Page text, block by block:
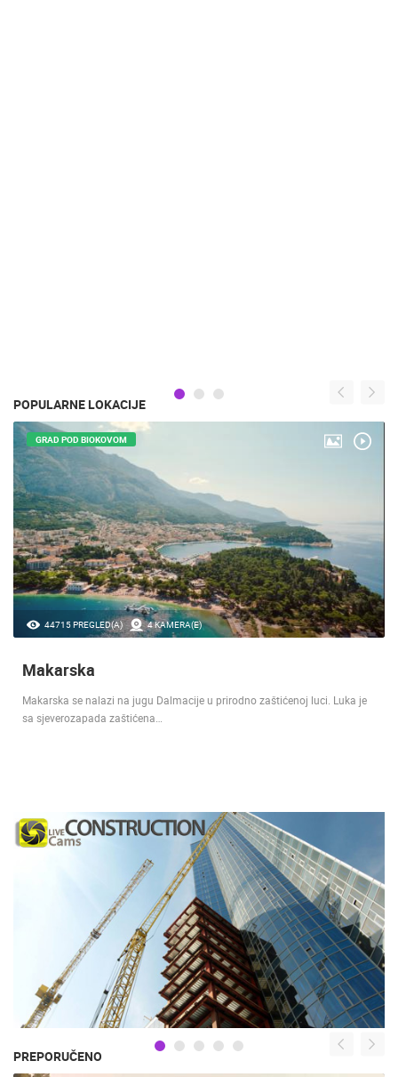
POPULARNE LOKACIJE
44715 PREGLED(A) 4 KAMERA(E)
GRAD POD BIOKOVOM
Makarska
Makarska se nalazi na jugu Dalmacije u prirodno zaštićenoj luci. Luka je
sa sjeverozapada zaštićena…
PREPORUČENO